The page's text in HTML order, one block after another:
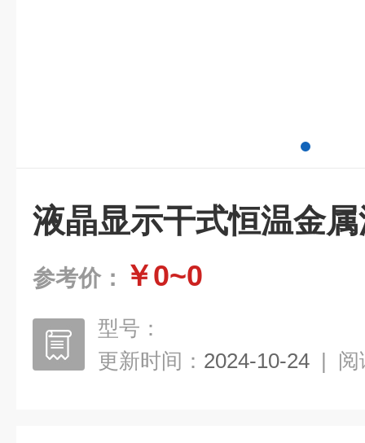
液晶显示干式恒温金
参考价： ￥0~0
型号：
更新时间： 2024-10-24 | 阅